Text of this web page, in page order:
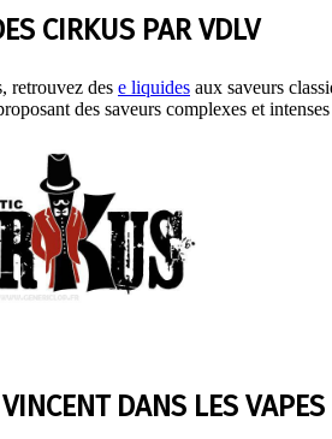
CIRKUS PAR VDLV
retrouvez des e liquides aux saveurs
des saveurs complexes et
DANS LES VAPES